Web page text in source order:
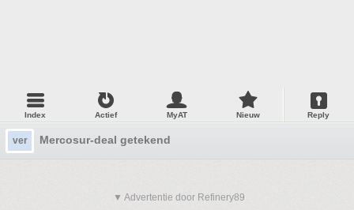
Index Actief MyAT Nieuw Reply
ver Mercosur-deal getekend
▼ Advertentie door Refinery89